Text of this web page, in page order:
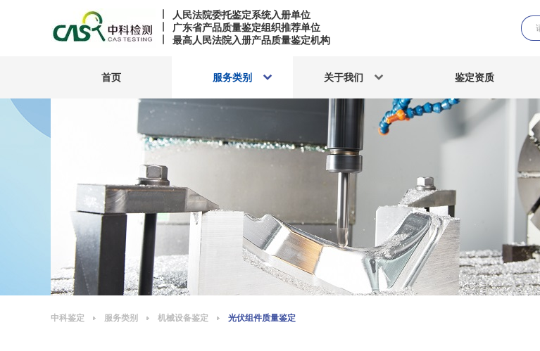
人民法院委托鉴定系统入册单位
广东省产品质量鉴定组织推荐单位
最高人民法院入册产品质量鉴定机构
首页 服务类别 关于我们 鉴定资质
中科鉴定 服务类别 机械设备鉴定 光伏组件质量鉴定